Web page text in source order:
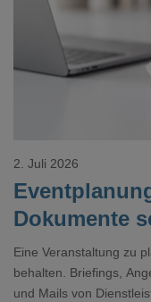
Dokumente
2. Juli 2026
Eine Veranstaltung zu
behalten. Briefings,
und Mails von